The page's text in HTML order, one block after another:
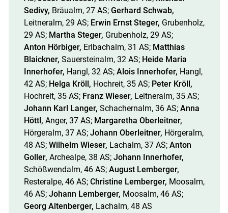
Sedivy, Bräualm, 27 AS; Gerhard Schwab,
Leitneralm, 29 AS; Erwin Ernst Steger, Grubenholz,
29 AS; Martha Steger, Grubenholz, 29 AS;
Anton Hörbiger, Erlbachalm, 31 AS; Matthias
Blaickner, Sauersteinalm, 32 AS; Heide Maria
Innerhofer, Hangl, 32 AS; Alois Innerhofer, Hangl,
42 AS; Helga Kröll, Hochreit, 35 AS; Peter Kröll,
Hochreit, 35 AS; Franz Wieser, Leitneralm, 35 AS;
Johann Karl Langer, Schachernalm, 36 AS; Anna
Höttl, Anger, 37 AS; Margaretha Oberleitner,
Hörgeralm, 37 AS; Johann Oberleitner, Hörgeralm,
48 AS; Wilhelm Wieser, Lachalm, 37 AS; Anton
Goller, Archealpe, 38 AS; Johann Innerhofer,
Schößwendalm, 46 AS; August Lemberger,
Resteralpe, 46 AS; Christine Lemberger, Moosalm,
46 AS;Johann Lemberger, Moosalm, 46 AS;
Georg Altenberger, Lachalm, 48 AS